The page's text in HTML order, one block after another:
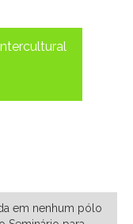
em nenhum pólo